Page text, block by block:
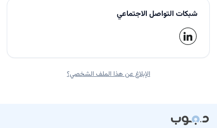
شبكات التواصل الاجتماعي
الإبلاغ عن هذا الملف الشخصي؟